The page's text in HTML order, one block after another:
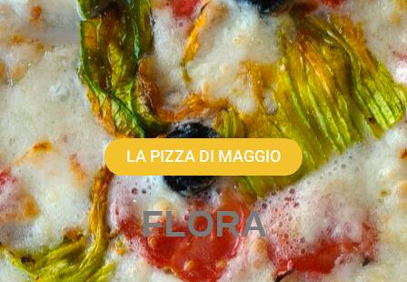
LA PIZZA DI MAGGIO
FLORA